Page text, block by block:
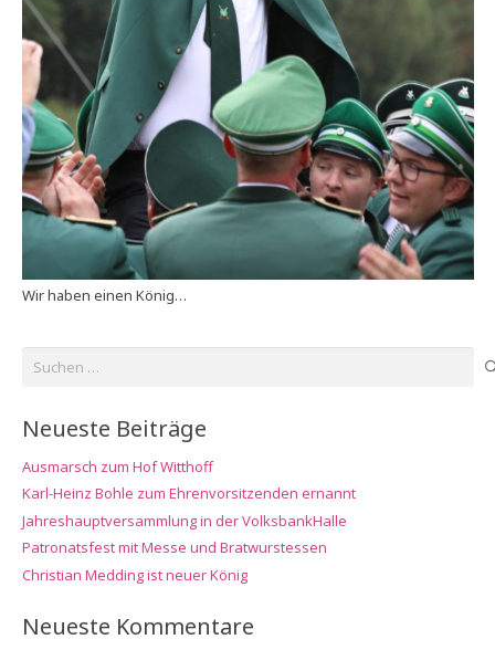
Wir haben einen König…
Suchen
Neueste Beiträge
Ausmarsch zum Hof Witthoff
Karl-Heinz Bohle zum Ehrenvorsitzenden ernannt
Jahreshauptversammlung in der VolksbankHalle
Patronatsfest mit Messe und Bratwurstessen
Christian Medding ist neuer König
Neueste Kommentare